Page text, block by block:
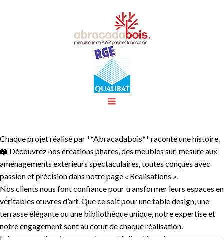
Chaque projet réalisé par **Abracadabois** raconte une histoire.
📖 Découvrez nos créations phares, des meubles sur-mesure aux
aménagements extérieurs spectaculaires, toutes conçues avec
passion et précision dans notre page « Réalisations ».
Nos clients nous font confiance pour transformer leurs espaces en
véritables œuvres d’art. Que ce soit pour une table design, une
terrasse élégante ou une bibliothèque unique, notre expertise et
notre engagement sont au cœur de chaque réalisation.